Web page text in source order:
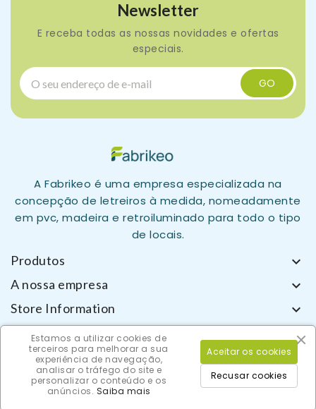
Newsletter
E receba todas as nossas novidades e ofertas
especiais.
A Fabrikeo é uma empresa especializada na
concepção de letreiros à medida, nomeadamente
em pvc, madeira e retroiluminado para todo o tipo
de locais.
Produtos 
A nossa empresa 
Store Information 
© 2026 - Fabrikeo. All rights reserved.
Estamos a utilizar cookies de
terceiros para melhorar a sua
experiência de navegação,
analisar o tráfego do site e
personalizar o conteúdo e os
anúncios. Saiba mais
Aceitar os cookies
Recusar cookies